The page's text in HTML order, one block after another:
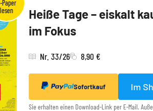
Heiße Tage – eiskalt
im Fokus
Nr. 33/26 8,90 €
Sofortkauf Im
Sie erhalten einen Download-Link per E-Mail.